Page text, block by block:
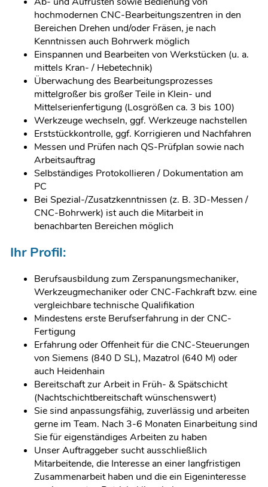
hochmodernen CNC-Bearbeitungszentren in den
Bereichen Drehen und/oder Fräsen, je nach
Kenntnissen auch Bohrwerk möglich
Einspannen und Bearbeiten von Werkstücken (u. a.
mittels Kran- / Hebetechnik)
Überwachung des Bearbeitungsprozesses
mittelgroßer bis großer Teile in Klein- und
Mittelserienfertigung (Losgrößen ca. 3 bis 100)
Werkzeuge wechseln, ggf. Werkzeuge nachstellen
Erststückkontrolle, ggf. Korrigieren und Nachfahren
Messen und Prüfen nach QS-Prüfplan sowie nach
Arbeitsauftrag
Selbständiges Protokollieren / Dokumentation am
PC
Bei Spezial-/Zusatzkenntnissen (z. B. 3D-Messen /
CNC-Bohrwerk) ist auch die Mitarbeit in
benachbarten Bereichen möglich
Ihr Profil:
Berufsausbildung zum Zerspanungsmechaniker,
Werkzeugmechaniker oder CNC-Fachkraft bzw. eine
vergleichbare technische Qualifikation
Mindestens erste Berufserfahrung in der CNC-
Fertigung
Erfahrung oder Offenheit für die CNC-Steuerungen
von Siemens (840 D SL), Mazatrol (640 M) oder
auch Heidenhain
Bereitschaft zur Arbeit in Früh- & Spätschicht
(Nachtschichtbereitschaft wünschenswert)
Sie sind anpassungsfähig, zuverlässig und arbeiten
gerne im Team. Nach 3-6 Monaten Einarbeitung sind
Sie für eigenständiges Arbeiten zu haben
Unser Auftraggeber sucht ausschließlich
Mitarbeitende, die Interesse an einer langfristigen
Zusammenarbeit haben und die ein Eigeninteresse